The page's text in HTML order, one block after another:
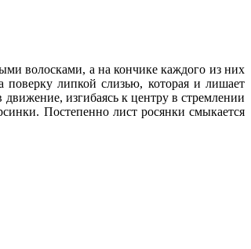
волосками, а на кончике каждого из них
липкой слизью, которая и лишает
изгибаясь к центру в стремлении
Постепенно лист росянки смыкается